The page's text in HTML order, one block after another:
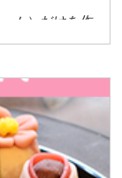
ム）だけを作